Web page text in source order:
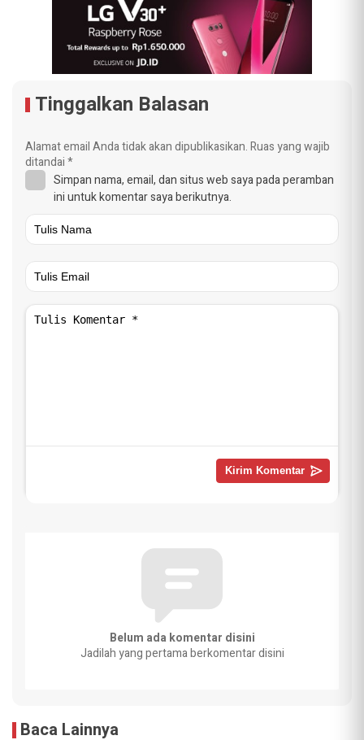
Tinggalkan Balasan
Alamat email Anda tidak akan dipublikasikan.Ruas yang wajib
ditandai*
Simpan nama, email, dan situs web saya pada peramban
ini untuk komentar saya berikutnya.
Belum ada komentar disini
Jadilah yang pertama berkomentar disini
Baca Lainnya